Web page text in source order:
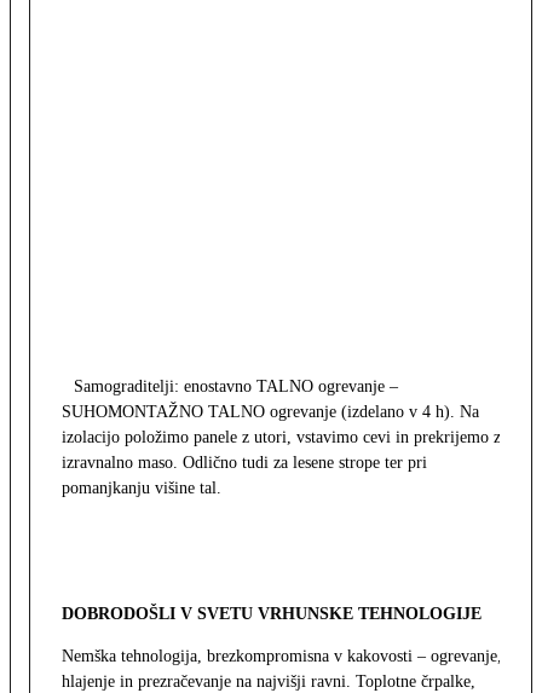
Samograditelji: enostavno TALNO ogrevanje –
SUHOMONTAŽNO TALNO ogrevanje (izdelano v 4 h). Na
izolacijo položimo panele z utori, vstavimo cevi in prekrijemo z
izravnalno maso. Odlično tudi za lesene strope ter pri
pomanjkanju višine tal.
DOBRODOŠLI V SVETU VRHUNSKE TEHNOLOGIJE
Nemška tehnologija, brezkompromisna v kakovosti – ogrevanje,
hlajenje in prezračevanje na najvišji ravni. Toplotne črpalke,